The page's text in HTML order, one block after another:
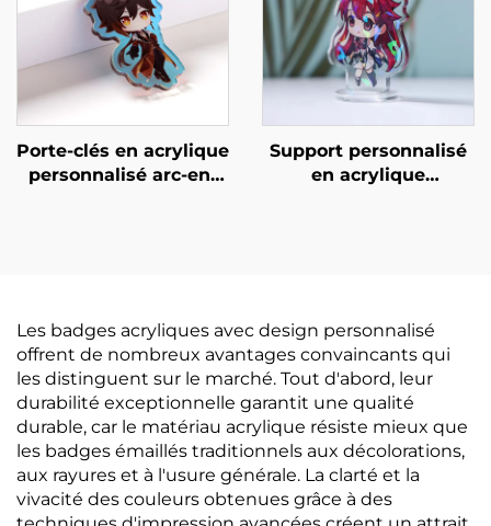
Porte-clés en acrylique
personnalisé arc-en-
Support personnalisé
en acrylique
Les badges acryliques avec design personnalisé
offrent de nombreux avantages convaincants qui
les distinguent sur le marché. Tout d'abord, leur
durabilité exceptionnelle garantit une qualité
durable, car le matériau acrylique résiste mieux que
les badges émaillés traditionnels aux décolorations,
aux rayures et à l'usure générale. La clarté et la
vivacité des couleurs obtenues grâce à des